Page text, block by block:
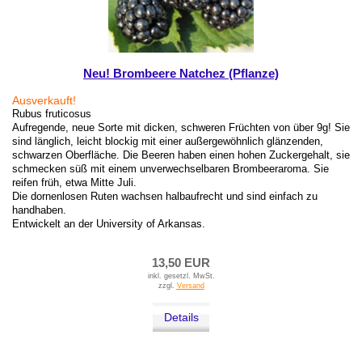
Neu! Brombeere Natchez (Pflanze)
Ausverkauft!
Rubus fruticosus
Aufregende, neue Sorte mit dicken, schweren Früchten von über 9g! Sie
sind länglich, leicht blockig mit einer außergewöhnlich glänzenden,
schwarzen Oberfläche. Die Beeren haben einen hohen Zuckergehalt, sie
schmecken süß mit einem unverwechselbaren Brombeeraroma. Sie
reifen früh, etwa Mitte Juli.
Die dornenlosen Ruten wachsen halbaufrecht und sind einfach zu
handhaben.
Entwickelt an der University of Arkansas.
13,50 EUR
inkl. gesetzl. MwSt.
zzgl. Versand
Details